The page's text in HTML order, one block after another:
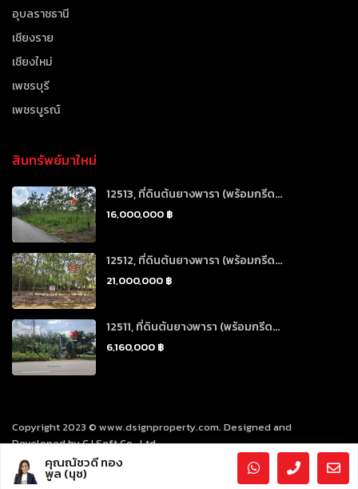
อุบลราชธานี
เชียงราย
เชียงใหม่
เพชรบุรี
เพชรบูรณ์
สินทรัพย์มาใหม่
12513, ที่ดินต้นยางพารา (พร้อมกรีด...
16,000,000 ฿
12512, ที่ดินต้นยางพารา (พร้อมกรีด...
21,000,000 ฿
12511, ที่ดินต้นยางพารา (พร้อมกรีด...
6,160,000 ฿
Copyright 2023 © www.dsignproperty.com. Designed and
Developed by CJ Soft Co., Ltd.
นโยบายคุ้มครองข้อมูลส่วนบุคคล
คุณณัชวดี ทอง
พูล (นุช)